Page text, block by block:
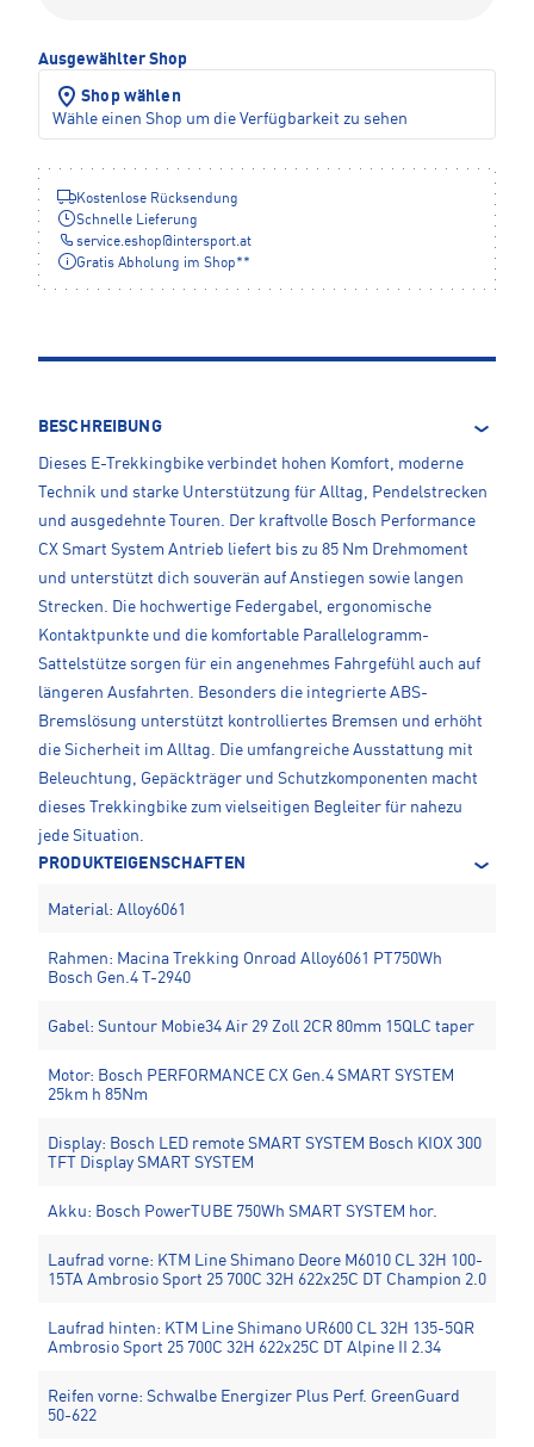
Ausgewählter Shop
Shop wählen
Wähle einen Shop um die Verfügbarkeit zu sehen
Kostenlose Rücksendung
Schnelle Lieferung
service.eshop@intersport.at
Gratis Abholung im Shop**
BESCHREIBUNG
Dieses E-Trekkingbike verbindet hohen Komfort, moderne
Technik und starke Unterstützung für Alltag, Pendelstrecken
und ausgedehnte Touren. Der kraftvolle Bosch Performance
CX Smart System Antrieb liefert bis zu 85 Nm Drehmoment
und unterstützt dich souverän auf Anstiegen sowie langen
Strecken. Die hochwertige Federgabel, ergonomische
Kontaktpunkte und die komfortable Parallelogramm-
Sattelstütze sorgen für ein angenehmes Fahrgefühl auch auf
längeren Ausfahrten. Besonders die integrierte ABS-
Bremslösung unterstützt kontrolliertes Bremsen und erhöht
die Sicherheit im Alltag. Die umfangreiche Ausstattung mit
Beleuchtung, Gepäckträger und Schutzkomponenten macht
dieses Trekkingbike zum vielseitigen Begleiter für nahezu
jede Situation.
PRODUKTEIGENSCHAFTEN
Material: Alloy6061
Rahmen: Macina Trekking Onroad Alloy6061 PT750Wh
Bosch Gen.4 T-2940
Gabel: Suntour Mobie34 Air 29 Zoll 2CR 80mm 15QLC taper
Motor: Bosch PERFORMANCE CX Gen.4 SMART SYSTEM
25km h 85Nm
Display: Bosch LED remote SMART SYSTEM Bosch KIOX 300
TFT Display SMART SYSTEM
Akku: Bosch PowerTUBE 750Wh SMART SYSTEM hor.
Laufrad vorne: KTM Line Shimano Deore M6010 CL 32H 100-
15TA Ambrosio Sport 25 700C 32H 622x25C DT Champion 2.0
Laufrad hinten: KTM Line Shimano UR600 CL 32H 135-5QR
Ambrosio Sport 25 700C 32H 622x25C DT Alpine II 2.34
Reifen vorne: Schwalbe Energizer Plus Perf. GreenGuard
50-622